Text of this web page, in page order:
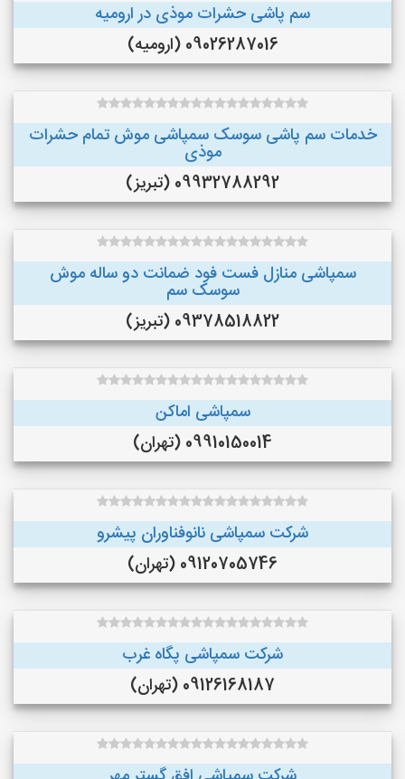
سم پاشی حشرات موذی در ارومیه
09026287016 (ارومیه)
خدمات سم پاشی سوسک سمپاشی موش تمام حشرات
موذی
09932788292 (تبریز)
سمپاشی منازل فست فود ضمانت دو ساله موش
سوسک سم
09378518822 (تبریز)
سمپاشی اماکن
09910150014 (تهران)
شرکت سمپاشی نانوفناوران پیشرو
09120705746 (تهران)
شرکت سمپاشی پگاه غرب
09126168187 (تهران)